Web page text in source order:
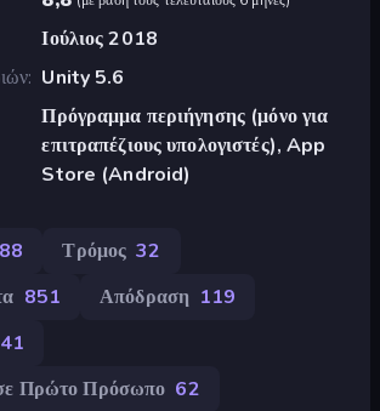
Ιούλιος 2018
Unity 5.6
Πρόγραμμα περιήγησης (μόνο για
επιτραπέζιους υπολογιστές), App
Store (Android)
88 Τρόμος 32
851 Απόδραση 119
Πρώτο Πρόσωπο 62